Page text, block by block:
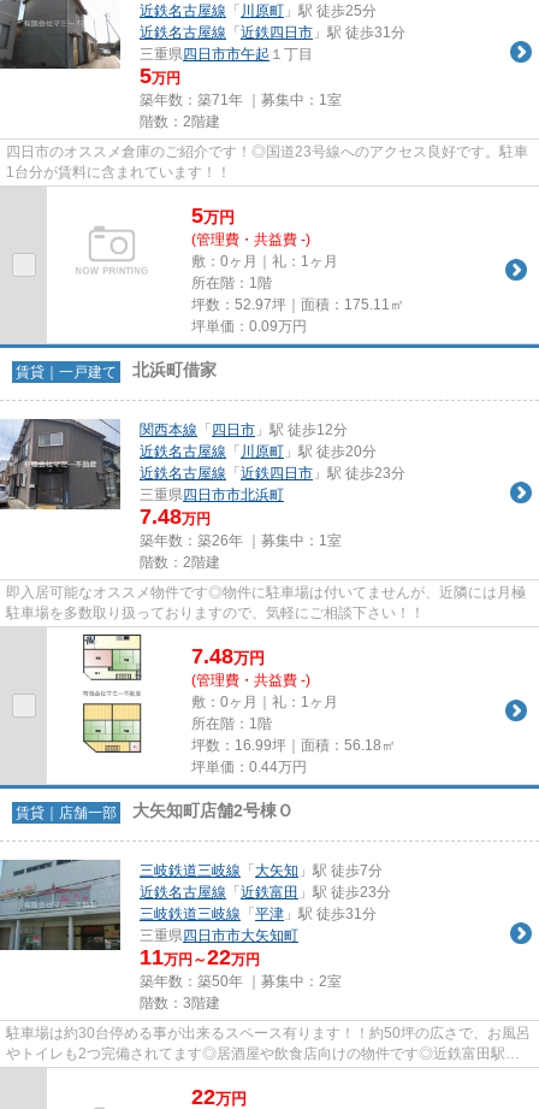
近鉄名古屋線 「 川原町 」駅 徒歩25分
近鉄名古屋線 「 近鉄四日市 」駅 徒歩31分
三重県四日市市午起 １丁目
5万円
築年数：築71年 ｜募集中： 1室
階数：2階建
四日市のオススメ倉庫のご紹介です！◎国道23号線へのアクセス良好です。駐車
1台分が賃料に含まれています！！
5万円
(管理費・共益費 -)
敷：0ヶ月｜礼：1ヶ月
所在階：1階
坪数：52.97坪｜面積：175.11㎡
坪単価： 0.09万円
賃貸｜一戸建て 北浜町借家
関西本線 「 四日市 」駅 徒歩12分
近鉄名古屋線 「 川原町 」駅 徒歩20分
近鉄名古屋線 「 近鉄四日市 」駅 徒歩23分
三重県四日市市北浜町
7.48万円
築年数：築26年 ｜募集中： 1室
階数：2階建
即入居可能なオススメ物件です◎物件に駐車場は付いてませんが、近隣には月極
駐車場を多数取り扱っておりますので、気軽にご相談下さい！！
7.48万円
(管理費・共益費 -)
敷：0ヶ月｜礼：1ヶ月
所在階：1階
坪数：16.99坪｜面積：56.18㎡
坪単価： 0.44万円
賃貸｜店舗一部 大矢知町店舗2号棟Ｏ
三岐鉄道三岐線 「 大矢知 」駅 徒歩7分
近鉄名古屋線 「 近鉄富田 」駅 徒歩23分
三岐鉄道三岐線 「 平津 」駅 徒歩31分
三重県四日市市大矢知町
11万円～22万円
築年数：築50年 ｜募集中： 2室
階数：3階建
駐車場は約30台停める事が出来るスペース有ります！！約50坪の広さで、お風呂
やトイレも2つ完備されてます◎居酒屋や飲食店向けの物件です◎近鉄富田駅ま
22万円